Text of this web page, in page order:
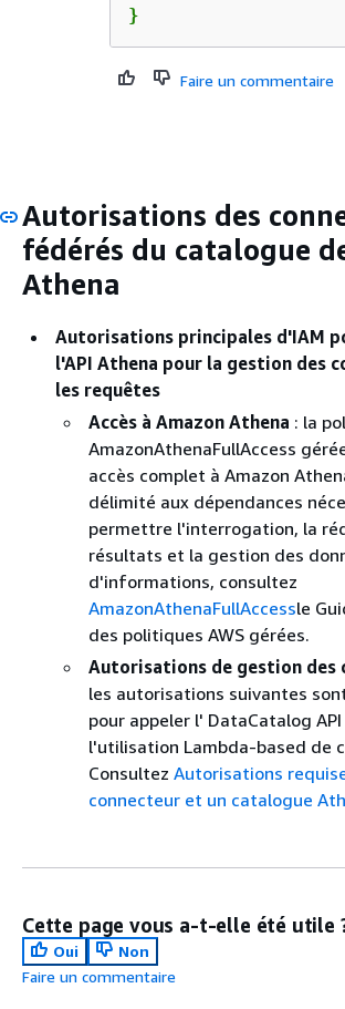
}
Faire un commentaire
Autorisations des
fédérés du catalogue
Athena
Autorisations principales d'IAM
l'API Athena pour la gestion des
les requêtes
Accès à Amazon Athena : la
AmazonAthenaFullAccess
accès complet à Amazon
délimité aux dépendances
permettre l'interrogation, la
résultats et la gestion des
d'informations, consultez
AmazonAthenaFullAccessle
des politiques AWS gérées.
Autorisations de gestion des
les autorisations suivantes
pour appeler l' DataCatalog
l'utilisation Lambda-based de
Consultez Autorisations
connecteur et un catalogue
Cette page vous a-t-elle été utile
Oui
Non
Faire un commentaire